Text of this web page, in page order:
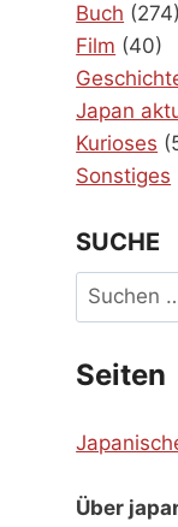
Buch (274)
Film (40)
Japan
Kurioses
Sonstiges
SUCHE
Suchen
nach:
Seiten
Über